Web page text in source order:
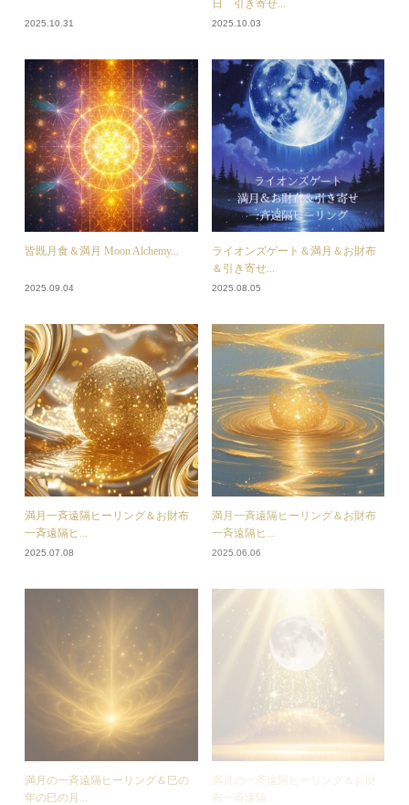
2025.10.31
日 引き寄せ...
2025.10.03
皆既月食＆満月 Moon Alchemy...
2025.09.04
ライオンズゲート＆満月＆お財布
＆引き寄せ...
2025.08.05
満月一斉遠隔ヒーリング＆お財布
一斉遠隔ヒ...
2025.07.08
満月一斉遠隔ヒーリング＆お財布
一斉遠隔ヒ...
2025.06.06
満月の一斉遠隔ヒーリング＆巳の
年の巳の月...
満月の一斉遠隔ヒーリング＆お財
布一斉遠隔...